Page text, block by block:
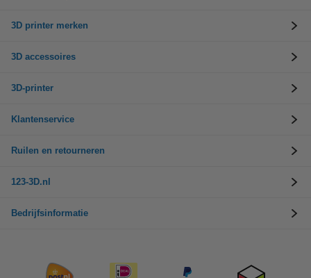
3D printer merken
3D accessoires
3D-printer
Klantenservice
Ruilen en retourneren
123-3D.nl
Bedrijfsinformatie